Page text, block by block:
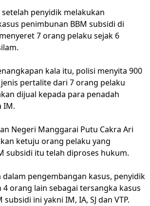
penyidik melakukan
penimbunan BBM subsidi di
7 orang pelaku sejak 6
kala itu, polisi menyita 900
pertalite dari 7 orang pelaku
dijual kepada para penadah
IM.
Negeri Manggarai Putu Cakra Ari
ketuju orang pelaku yang
subsidi itu telah diproses hukum.
pengembangan kasus, penyidik
orang lain sebagai tersangka kasus
ini yakni IM, IA, SJ dan VTP.